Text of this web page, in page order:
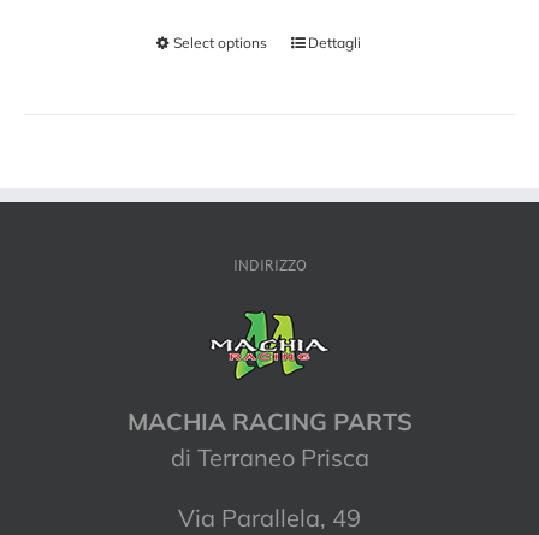
Select options Dettagli
INDIRIZZO
MACHIA RACING PARTS
di Terraneo Prisca
Via Parallela, 49